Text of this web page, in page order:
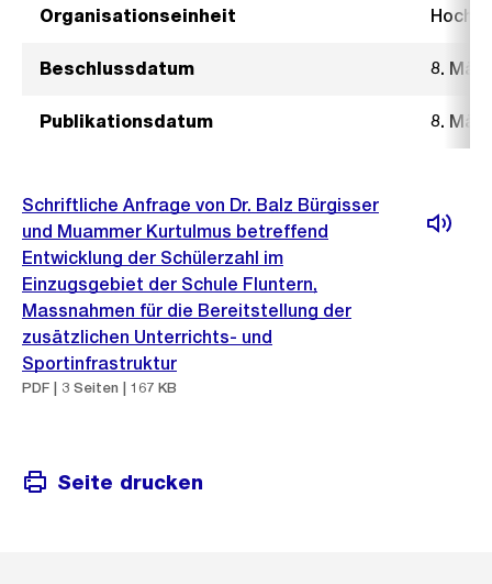
Organisationseinheit
Beschlussdatum 8.
Publikationsdatum 8.
Schriftliche Anfrage von Dr. Balz Bürgisser
und Muammer Kurtulmus betreffend
Entwicklung der Schülerzahl im
Einzugsgebiet der Schule Fluntern,
Massnahmen für die Bereitstellung der
zusätzlichen Unterrichts- und
Sportinfrastruktur
PDF | 3 Seiten | 167 KB
Seite drucken